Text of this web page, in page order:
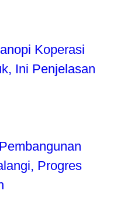
Koperasi
Ini Penjelasan
Progres